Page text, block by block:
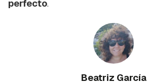
perfecto.
Beatriz García